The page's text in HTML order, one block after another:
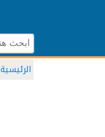
الرئيسية